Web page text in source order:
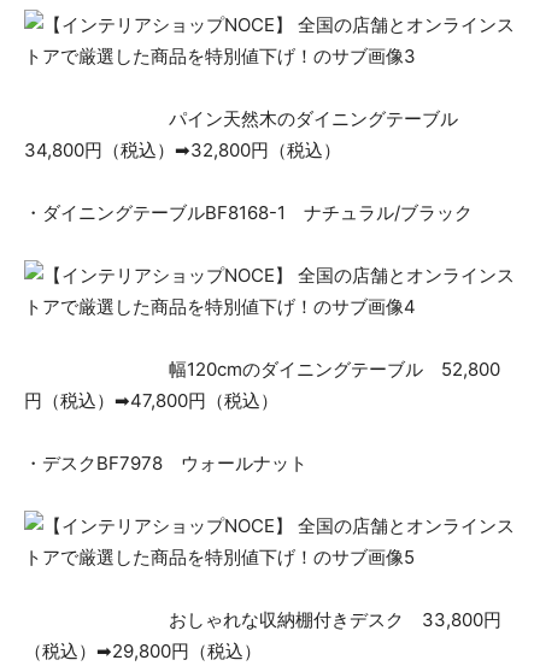
パイン天然木のダイニングテーブル
34,800円（税込）➡32,800円（税込）
・ダイニングテーブルBF8168-1 ナチュラル/ブラック
幅120cmのダイニングテーブル 52,800
円（税込）➡47,800円（税込）
・デスクBF7978 ウォールナット
おしゃれな収納棚付きデスク 33,800円
（税込）➡29,800円（税込）